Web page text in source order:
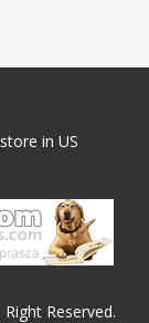
in US
Right Reserved.